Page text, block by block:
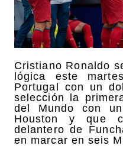
Cristiano Ronaldo
lógica este
Portugal con un
selección la
del Mundo con
Houston y que
delantero de
en marcar en seis